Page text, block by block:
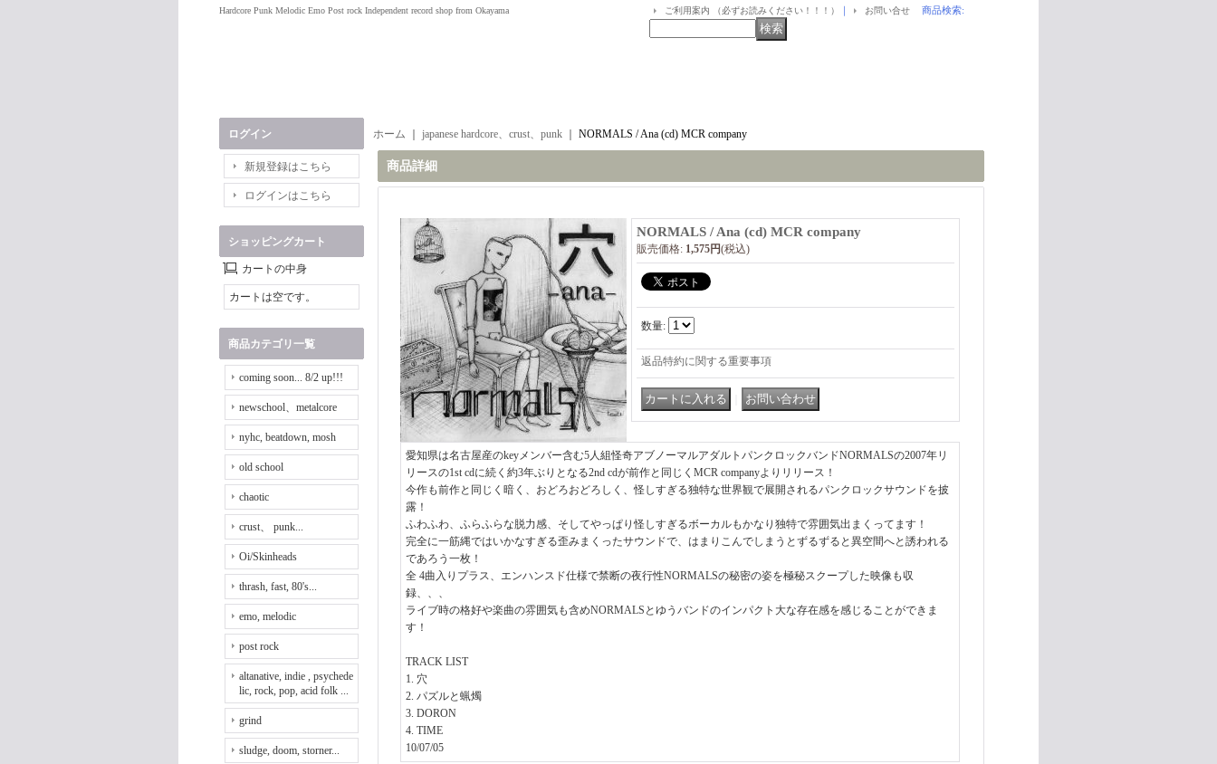
Hardcore Punk Melodic Emo Post rock Independent record shop from Okayama ご利用案内 （必ずお読みください！！！） ｜ お問い合せ 商品検索:
ログイン
新規登録はこちら
ログインはこちら
ショッピングカート
カートの中身
カートは空です。
商品カテゴリ一覧
coming soon... 8/2 up!!!
newschool、metalcore
nyhc, beatdown, mosh
old school
chaotic
crust、 punk...
Oi/Skinheads
thrash, fast, 80's...
emo, melodic
post rock
altanative, indie , psychede
lic, rock, pop, acid folk ...
grind
sludge, doom, storner...
ホーム japanese hardcore、crust、punk NORMALS / Ana (cd) MCR company
商品詳細
NORMALS / Ana (cd) MCR company
販売価格: 1,575円(税込)
数量:
返品特約に関する重要事項
愛知県は名古屋産のkeyメンバー含む5人組怪奇アブノーマルアダルトパンクロックバンドNORMALSの2007年リ
リースの1st cdに続く約3年ぶりとなる2nd cdが前作と同じくMCR companyよりリリース！
今作も前作と同じく暗く、おどろおどろしく、怪しすぎる独特な世界観で展開されるパンクロックサウンドを披
露！
ふわふわ、ふらふらな脱力感、そしてやっぱり怪しすぎるボーカルもかなり独特で雰囲気出まくってます！
完全に一筋縄ではいかなすぎる歪みまくったサウンドで、はまりこんでしまうとずるずると異空間へと誘われる
であろう一枚！
全 4曲入りプラス、エンハンスド仕様で禁断の夜行性NORMALSの秘密の姿を極秘スクープした映像も収
録、、、
ライブ時の格好や楽曲の雰囲気も含めNORMALSとゆうバンドのインパクト大な存在感を感じることができま
す！
TRACK LIST
1. 穴
2. パズルと蝋燭
3. DORON
4. TIME
10/07/05